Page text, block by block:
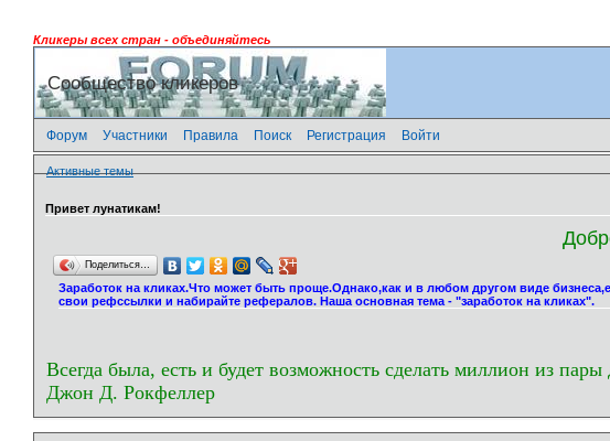
Кликеры всех стран - объединяйтесь
Сообщество кликеров
Форум Участники Правила Поиск Регистрация Войти
Активные темы
Привет лунатикам!
Поделиться…
Заработок на кликах.Что может быть проще.Однако,как и в любом другом виде
свои рефссылки и набирайте рефералов. Наша основная тема - "заработок на кликах".
Всегда была, есть и будет возможность сделать миллион из
Джон Д. Рокфеллер